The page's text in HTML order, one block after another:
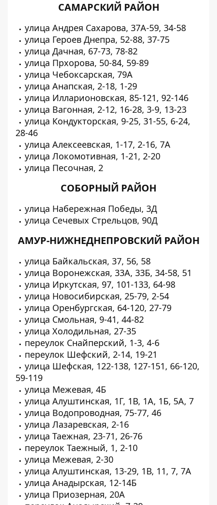
САМАРСКИЙ РАЙОН
улица Андрея Сахарова, 37А-59, 34-58
улица Героев Днепра, 52-88, 37-75
улица Дачная, 67-73, 78-82
улица Прхорова, 50-84, 59-89
улица Чебоксарская, 79А
улица Анапская, 2-18, 1-29
улица Илларионовская, 85-121, 92-146
улица Вагонная, 2-12, 16-28, 3-9, 13-23
улица Кондукторская, 9-25, 31-55, 6-24,
28-46
улица Алексеевская, 1-17, 2-16, 7А
улица Локомотивная, 1-21, 2-20
улица Песочная, 2
СОБОРНЫЙ РАЙОН
улица Набережная Победы, 3Д
улица Сечевых Стрельцов, 90Д
АМУР-НИЖНЕДНЕПРОВСКИЙ РАЙОН
улица Байкальская, 37, 56, 58
улица Воронежская, 33А, 33Б, 34-58, 51
улица Иркутская, 97, 101-133, 64-98
улица Новосибирская, 25-79, 2-54
улица Оренбургская, 64-120, 27-79
улица Смольная, 9-41, 44-82
улица Холодильная, 27-35
переулок Снайперский, 1-3, 4-6
переулок Шефский, 2-14, 19-21
улица Шефская, 122-138, 127-151, 66-120,
59-119
улица Межевая, 4Б
улица Алуштинская, 1Г, 1В, 1А, 1Б, 5А, 7
улица Водопроводная, 75-77, 46
улица Лазаревская, 2-16
улица Таежная, 23-71, 26-76
переулок Таежный, 1, 2-10
улица Межевая, 2-30
улица Алуштинская, 13-29, 1В, 11, 7, 7А
улица Анадырская, 12-14Б
улица Приозерная, 20А